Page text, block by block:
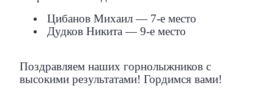
Цибанов Михаил — 7-е место
Дудков Никита — 9-е место
Поздравляем наших горнолыжников с
высокими результатами! Гордимся вами!